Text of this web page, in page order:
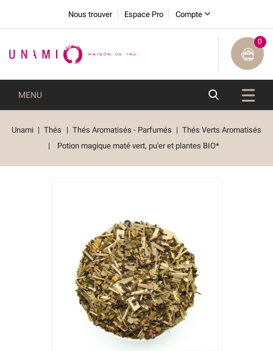
Nous trouver Espace Pro Compte
0
MENU
Unami Thés Thés Aromatisés - Parfumés
Thés Verts Aromatisés
Potion magique maté vert, pu'er et plantes BIO*